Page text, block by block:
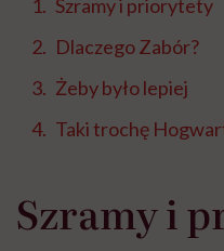
Szramy i priorytety
Dlaczego Zabór?
Żeby było lepiej
Taki trochę
Szramy i